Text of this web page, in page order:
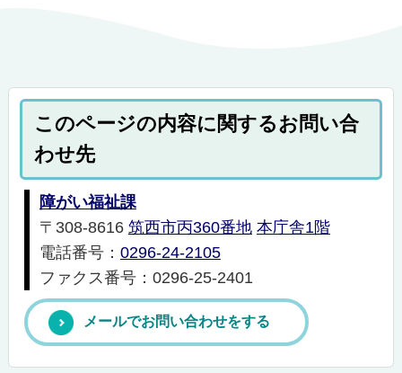
このページの内容に関するお問い合
わせ先
障がい福祉課
〒308-8616 筑西市丙360番地 本庁舎1階
電話番号： 0296-24-2105
ファクス番号：0296-25-2401
メールでお問い合わせをする